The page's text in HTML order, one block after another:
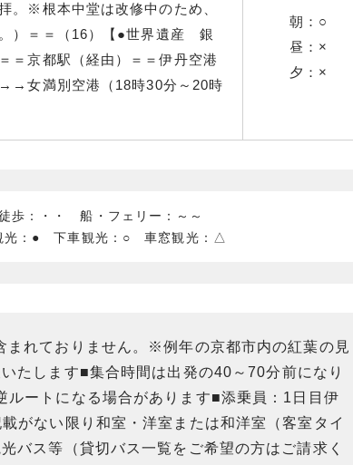
。※根本中堂は改修中のため、
）＝＝（16）【●世界遺産 銀
＝京都駅（経由）＝＝伊丹空港
女満別空港（18時30分～20時
朝：○
昼：×
夕：×
：・・ 船・フェリー：～～
光：● 下車観光：○ 車窓観光：△
れておりません。※例年の京都市内の紅葉の見
たします■集合時間は出発の40～70分前になり
ルートになる場合があります■添乗員：1日目伊
がない限り和室・洋室または和洋室（客室タイ
バス等（貸切バス一覧をご希望の方はご請求く